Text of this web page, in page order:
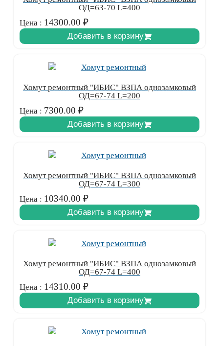
ОД=63-70 L=400
Цена : 14300.00 ₽
Добавить в корзину
Хомут ремонтный "ИБИС" ВЗПА однозамковый
ОД=67-74 L=200
Цена : 7300.00 ₽
Добавить в корзину
Хомут ремонтный "ИБИС" ВЗПА однозамковый
ОД=67-74 L=300
Цена : 10340.00 ₽
Добавить в корзину
Хомут ремонтный "ИБИС" ВЗПА однозамковый
ОД=67-74 L=400
Цена : 14310.00 ₽
Добавить в корзину